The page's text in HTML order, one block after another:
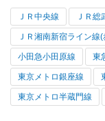
ＪＲ中央線 ＪＲ総
ＪＲ湘南新宿ライン線
小田急小田原線 東
東京メトロ銀座線
東京メトロ半蔵門線